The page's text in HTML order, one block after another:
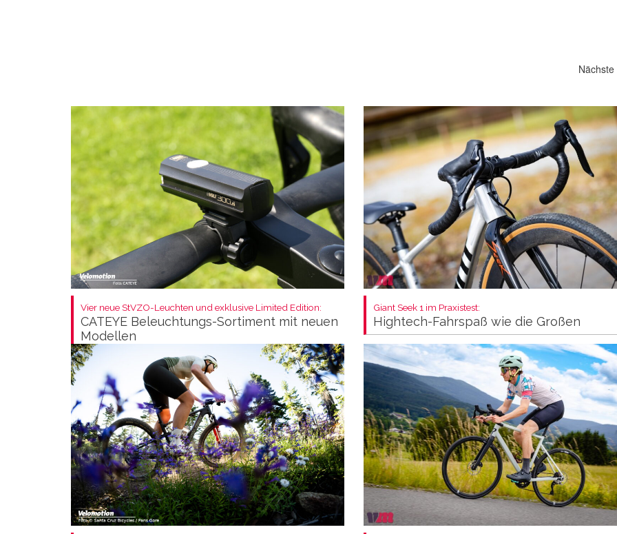
Vier neue StVZO-Leuchten und exklusive Limited Edition:
CATEYE Beleuchtungs-Sortiment mit neuen
Modellen
Giant Seek 1 im Praxistest:
Hightech-Fahrspaß wie die Großen